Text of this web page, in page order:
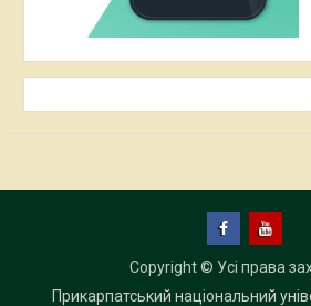
Copyright © Усі права
Прикарпатський національний